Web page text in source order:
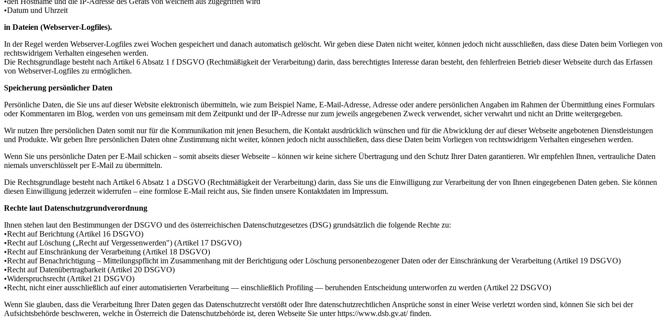
•Datum und Uhrzeit
in Dateien (Webserver-Logfiles).
In der Regel werden Webserver-Logfiles zwei Wochen gespeichert und danach automatisch gelöscht. Wir geben diese Daten nicht weiter, können jedoch nicht ausschließen, dass diese Daten beim Vorliegen von
rechtswidrigem Verhalten eingesehen werden.
Die Rechtsgrundlage besteht nach Artikel 6 Absatz 1 f DSGVO (Rechtmäßigkeit der Verarbeitung) darin, dass berechtigtes Interesse daran besteht, den fehlerfreien Betrieb dieser Webseite durch das Erfassen
von Webserver-Logfiles zu ermöglichen.
Speicherung persönlicher Daten
Persönliche Daten, die Sie uns auf dieser Website elektronisch übermitteln, wie zum Beispiel Name, E-Mail-Adresse, Adresse oder andere persönlichen Angaben im Rahmen der Übermittlung eines Formulars
oder Kommentaren im Blog, werden von uns gemeinsam mit dem Zeitpunkt und der IP-Adresse nur zum jeweils angegebenen Zweck verwendet, sicher verwahrt und nicht an Dritte weitergegeben.
Wir nutzen Ihre persönlichen Daten somit nur für die Kommunikation mit jenen Besuchern, die Kontakt ausdrücklich wünschen und für die Abwicklung der auf dieser Webseite angebotenen Dienstleistungen
und Produkte. Wir geben Ihre persönlichen Daten ohne Zustimmung nicht weiter, können jedoch nicht ausschließen, dass diese Daten beim Vorliegen von rechtswidrigem Verhalten eingesehen werden.
Wenn Sie uns persönliche Daten per E-Mail schicken – somit abseits dieser Webseite – können wir keine sichere Übertragung und den Schutz Ihrer Daten garantieren. Wir empfehlen Ihnen, vertrauliche Daten
niemals unverschlüsselt per E-Mail zu übermitteln.
Die Rechtsgrundlage besteht nach Artikel 6 Absatz 1 a DSGVO (Rechtmäßigkeit der Verarbeitung) darin, dass Sie uns die Einwilligung zur Verarbeitung der von Ihnen eingegebenen Daten geben. Sie können
diesen Einwilligung jederzeit widerrufen – eine formlose E-Mail reicht aus, Sie finden unsere Kontaktdaten im Impressum.
Rechte laut Datenschutzgrundverordnung
Ihnen stehen laut den Bestimmungen der DSGVO und des österreichischen Datenschutzgesetzes (DSG) grundsätzlich die folgende Rechte zu:
•Recht auf Berichtung (Artikel 16 DSGVO)
•Recht auf Löschung („Recht auf Vergessenwerden") (Artikel 17 DSGVO)
•Recht auf Einschränkung der Verarbeitung (Artikel 18 DSGVO)
•Recht auf Benachrichtigung – Mitteilungspflicht im Zusammenhang mit der Berichtigung oder Löschung personenbezogener Daten oder der Einschränkung der Verarbeitung (Artikel 19 DSGVO)
•Recht auf Datenübertragbarkeit (Artikel 20 DSGVO)
•Widerspruchsrecht (Artikel 21 DSGVO)
•Recht, nicht einer ausschließlich auf einer automatisierten Verarbeitung — einschließlich Profiling — beruhenden Entscheidung unterworfen zu werden (Artikel 22 DSGVO)
Wenn Sie glauben, dass die Verarbeitung Ihrer Daten gegen das Datenschutzrecht verstößt oder Ihre datenschutzrechtlichen Ansprüche sonst in einer Weise verletzt worden sind, können Sie sich bei der
Aufsichtsbehörde beschweren, welche in Österreich die Datenschutzbehörde ist, deren Webseite Sie unter https://www.dsb.gv.at/ finden.